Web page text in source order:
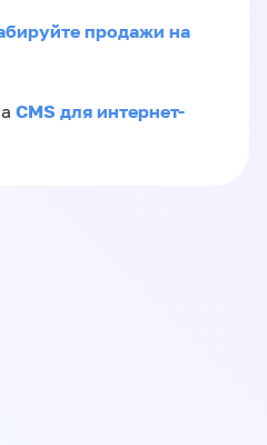
продажи на
CMS для интернет-